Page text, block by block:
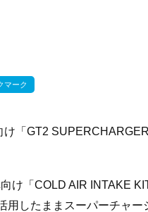
マーク
「GT2
け「COLD AIR INTAKE
したままスーパーチャー